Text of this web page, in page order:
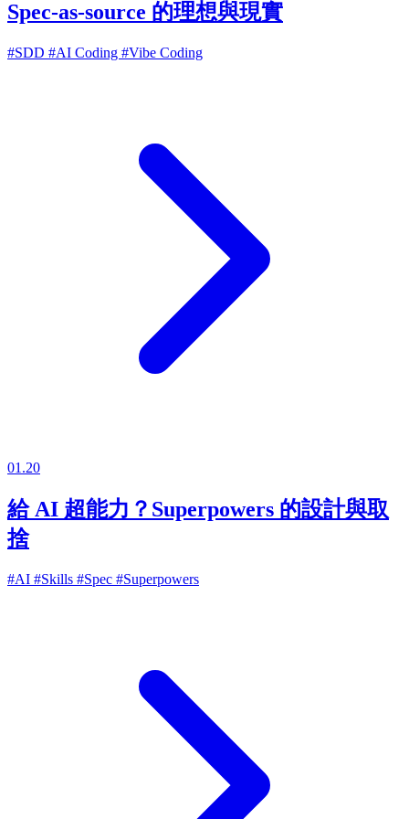
Spec-as-source 的理想與現實
#SDD #AI Coding #Vibe Coding
01.20
給 AI 超能力？Superpowers 的設計與取
捨
#AI #Skills #Spec #Superpowers